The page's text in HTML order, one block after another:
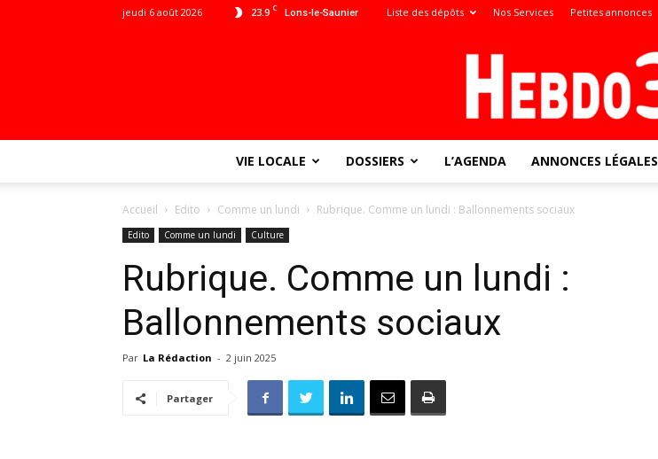
23.9 C Lons-le-Saunier
jeudi 6 août 2026 Liste des dépôts Nos Services Petites annonces
VIE LOCALE DOSSIERS L’AGENDA ANNONCES LÉGALES
Accueil Edito Comme un lundi Rubrique. Comme un lundi : Ballonnements sociaux
Edito Comme un lundi Culture
Rubrique. Comme un lundi :
Ballonnements sociaux
Par La Rédaction - 2 juin 2025
Partager